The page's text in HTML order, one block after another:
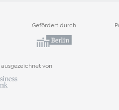
Gefördert durch
von